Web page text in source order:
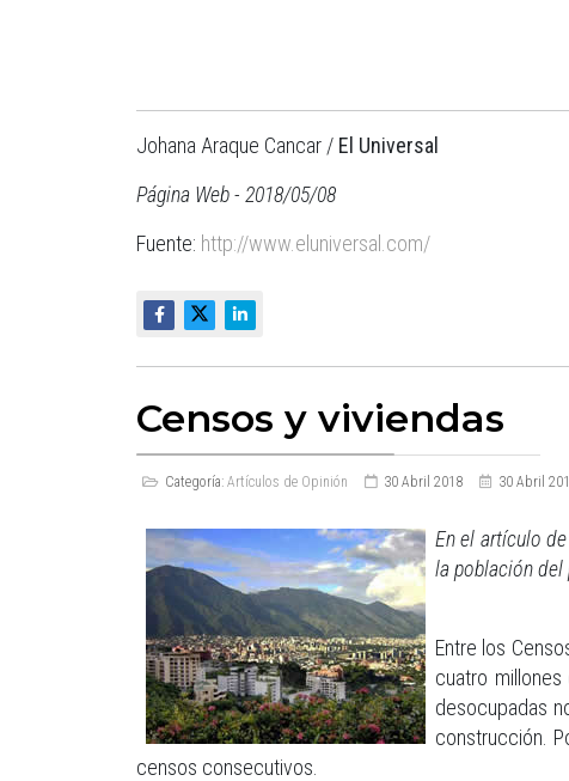
Johana Araque Cancar / El Universal
Página Web - 2018/05/08
Fuente: http://www.eluniversal.com/
Censos y viviendas
Categoría: Artículos de Opinión 30 Abril 2018 30 Abril
En el artículo
la población del
Entre los
cuatro
desocupadas
construcción.
censos consecutivos.